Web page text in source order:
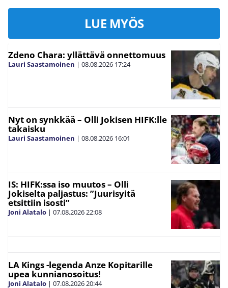
LUE MYÖS
Zdeno Chara: yllättävä onnettomuus
Lauri Saastamoinen | 08.08.2026 17:24
Nyt on synkkää – Olli Jokisen HIFK:lle
takaisku
Lauri Saastamoinen | 08.08.2026 16:01
IS: HIFK:ssa iso muutos – Olli
Jokiselta paljastus: ”Juurisyitä
etsittiin isosti”
Joni Alatalo | 07.08.202622:08
LA Kings -legenda Anze Kopitarille
upea kunnianosoitus!
Joni Alatalo | 07.08.202620:44